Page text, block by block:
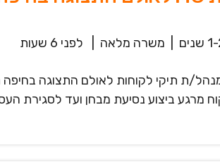
משרה מלאה לפני 6 שעות
מרגע ביצוע נסיעת מבחן ועד לסגירת